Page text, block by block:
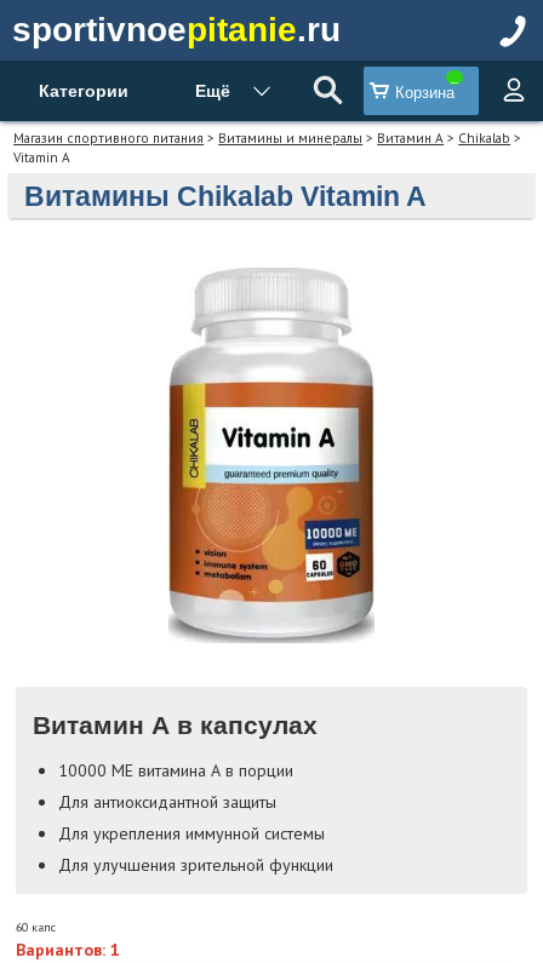
sportivnoepitanie.ru
Категории Ещё Корзина
Магазин спортивного питания > Витамины и минералы > Витамин А > Chikalab >
Vitamin A
Витамины Chikalab Vitamin A
Витамин А в капсулах
10000 МЕ витамина А в порции
Для антиоксидантной защиты
Для укрепления иммунной системы
Для улучшения зрительной функции
60 капс
Вариантов: 1